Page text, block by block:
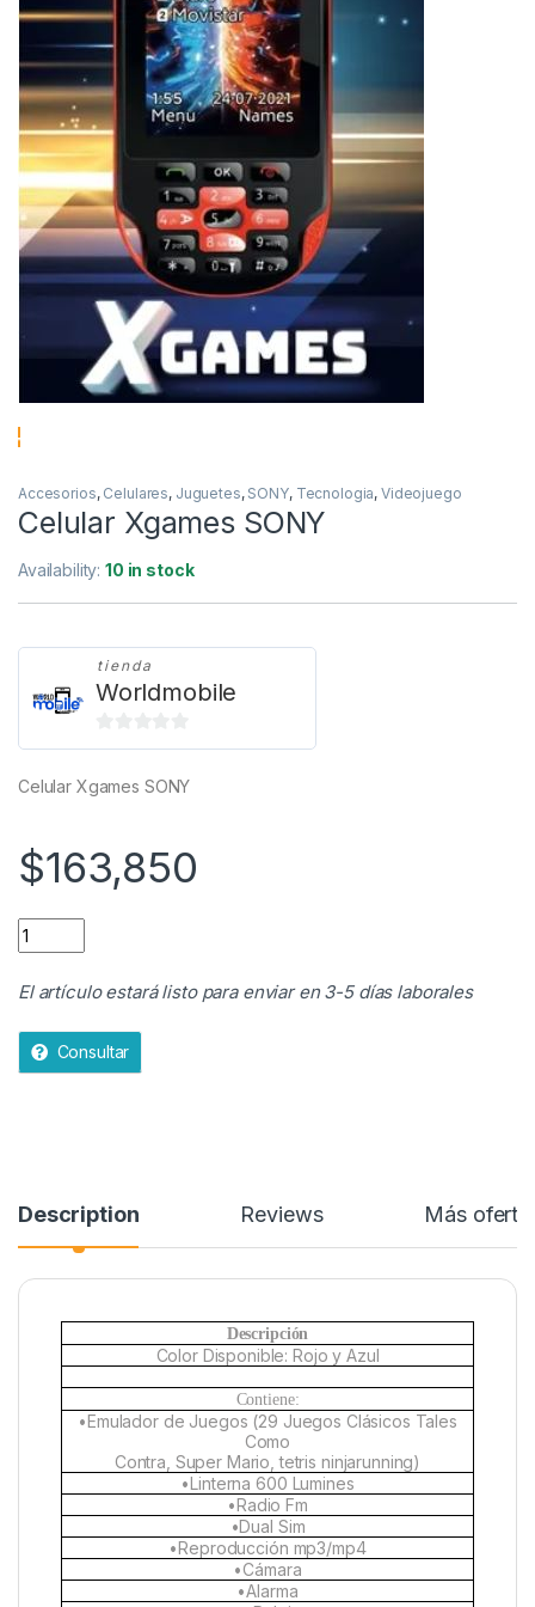
Accesorios, Celulares, Juguetes, SONY, Tecnologia, Videojuego
Celular Xgames SONY
Availability:10 in stock
tienda
Worldmobile
0
e
Celular Xgames SONY
$163,850
Celular Xgames SONY quantity
El artículo estará listo para enviar en 3-5 días laborales
Consultar
Description Reviews Más
Descripción
Color Disponible: Rojo y Azul
Contiene:
•Emulador de Juegos (29 Juegos Clásicos Tales
Como
Contra, Super Mario, tetris ninjarunning)
•Linterna 600 Lumines
•Radio Fm
•Dual Sim
•Reproducción mp3/mp4
•Cámara
•Alarma